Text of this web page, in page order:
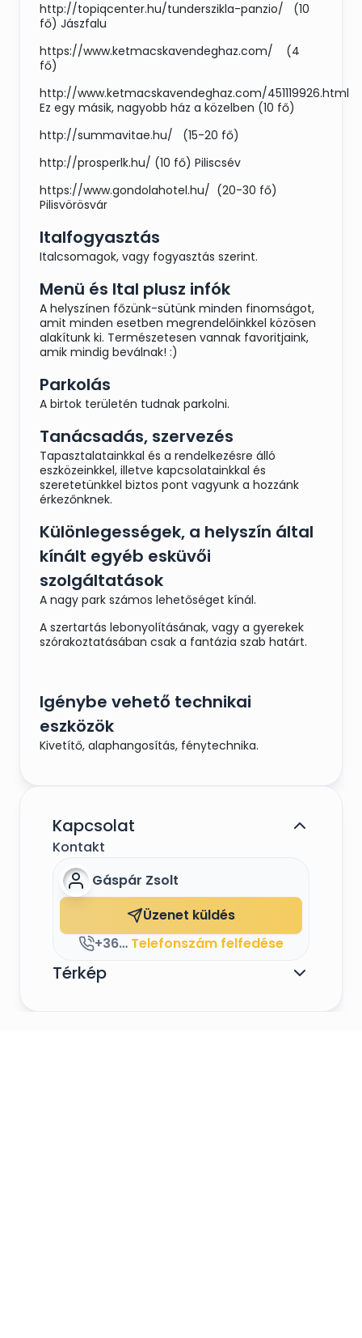
http://topiqcenter.hu/tunderszikla-panzio/ (10
fő) Jászfalu
https://www.ketmacskavendeghaz.com/ (4
fő)
http://www.ketmacskavendeghaz.com/451119926.html
Ez egy másik, nagyobb ház a közelben (10 fő)
http://summavitae.hu/ (15-20 fő)
http://prosperlk.hu/ (10 fő) Piliscsév
https://www.gondolahotel.hu/ (20-30 fő)
Pilisvörösvár
Italfogyasztás
Italcsomagok, vagy fogyasztás szerint.
Menü és Ital plusz infók
A helyszínen főzünk-sütünk minden finomságot,
amit minden esetben megrendelőinkkel közösen
alakítunk ki. Természetesen vannak favoritjaink,
amik mindig beválnak! :)
Parkolás
A birtok területén tudnak parkolni.
Tanácsadás, szervezés
Tapasztalatainkkal és a rendelkezésre álló
eszközeinkkel, illetve kapcsolatainkkal és
szeretetünkkel biztos pont vagyunk a hozzánk
érkezőnknek.
Különlegességek, a helyszín által
kínált egyéb esküvői
szolgáltatások
A nagy park számos lehetőséget kínál.
A szertartás lebonyolításának, vagy a gyerekek
szórakoztatásában csak a fantázia szab határt.
Igénybe vehető technikai
eszközök
Kivetítő, alaphangosítás, fénytechnika.
Kapcsolat
Kontakt
Gáspár Zsolt
Üzenet küldés
+36706047668 Telefonszám felfedése
Térkép